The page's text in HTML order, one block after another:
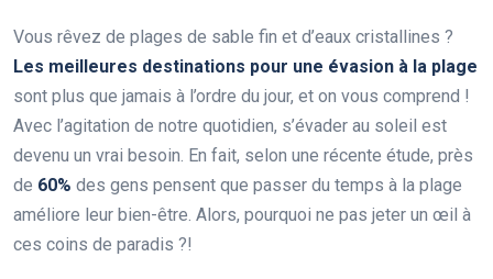
Vous rêvez de plages de sable fin et d’eaux cristallines ?
Les meilleures destinations pour une évasion à la plage
sont plus que jamais à l’ordre du jour, et on vous comprend !
Avec l’agitation de notre quotidien, s’évader au soleil est
devenu un vrai besoin. En fait, selon une récente étude, près
de 60% des gens pensent que passer du temps à la plage
améliore leur bien-être. Alors, pourquoi ne pas jeter un œil à
ces coins de paradis ?!